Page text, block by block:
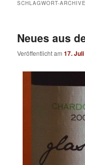
SCHLAGWORT-
Neues aus
Veröffentlicht am17.